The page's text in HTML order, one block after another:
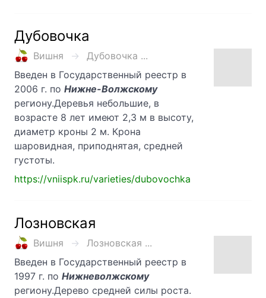
Дубовочка
Вишня
Дубовочка ...
Введен в Государственный реестр в
2006 г. по Нижне-Волжскому
региону.Деревья небольшие, в
возрасте 8 лет имеют 2,3 м в высоту,
диаметр кроны 2 м. Крона
шаровидная, приподнятая, средней
густоты.
https://vniispk.ru/varieties/dubovochka
Лозновская
Вишня
Лозновская ...
Введен в Государственный реестр в
1997 г. по Нижневолжскому
региону.Дерево средней силы роста.